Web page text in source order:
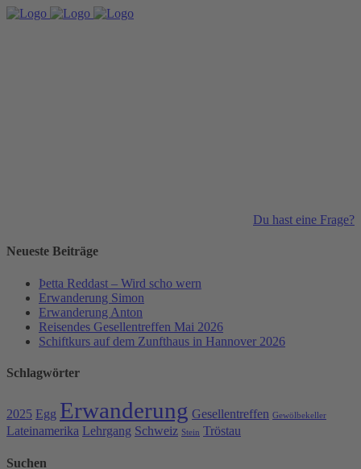
Du hast eine Frage?
Neueste Beiträge
Þetta Reddast – Wird scho wern
Erwanderung Simon
Erwanderung Anton
Reisendes Gesellentreffen Mai 2026
Schiftkurs auf dem Zunfthaus in Hannover 2026
Schlagwörter
2025 Egg Erwanderung Gesellentreffen Gewölbekeller
Lateinamerika Lehrgang Schweiz Stein Tröstau
Suchen